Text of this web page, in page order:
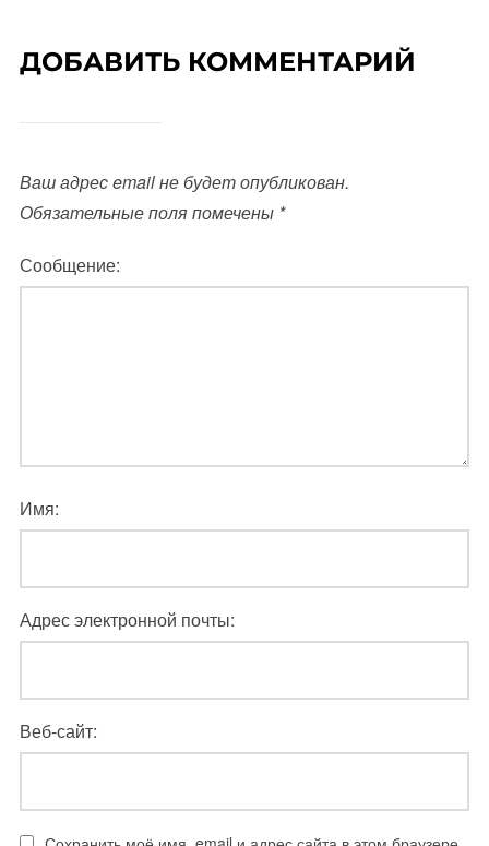
ДОБАВИТЬ КОММЕНТАРИЙ
Ваш адрес email не будет опубликован.
Обязательные поля помечены *
Сообщение:
Имя:
Адрес электронной почты:
Веб-сайт: